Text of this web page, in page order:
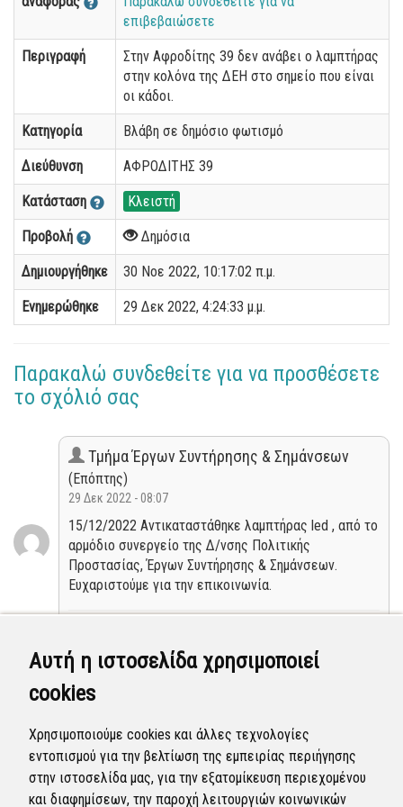
Αυτή η ιστοσελίδα χρησιμοποιεί
cookies
Χρησιμοποιούμε cookies και άλλες τεχνολογίες
εντοπισμού για την βελτίωση της εμπειρίας περιήγησης
στην ιστοσελίδα μας, για την εξατομίκευση περιεχομένου
και διαφημίσεων, την παροχή λειτουργιών κοινωνικών
επιβεβαιώσετε
Περιγραφή
Στην Αφροδίτης 39 δεν ανάβει ο λαμπτήρας
στην κολόνα της ΔΕΗ στο σημείο που είναι
οι κάδοι.
Κατηγορία Βλάβη σε δημόσιο φωτισμό
Διεύθυνση ΑΦΡΟΔΙΤΗΣ 39
Κατάσταση Κλειστή
Προβολή Δημόσια
Δημιουργήθηκε 30 Νοε 2022, 10:17:02 π.μ.
Ενημερώθηκε 29 Δεκ 2022, 4:24:33 μ.μ.
Παρακαλώ συνδεθείτε για να προσθέσετε
το σχόλιό σας
Τμήμα Έργων Συντήρησης & Σημάνσεων
(Επόπτης)
29 Δεκ 2022 - 08:07
15/12/2022 Αντικαταστάθηκε λαμπτήρας led , από το
αρμόδιο συνεργείο της Δ/νσης Πολιτικής
Προστασίας, Έργων Συντήρησης & Σημάνσεων.
Ευχαριστούμε για την επικοινωνία.
(Επόπτης)
02 Δεκ 2022 - 08:31
Η αναφορά προγραμματίστηκε να επιλυθεί. (αρ.
πρωτ: 60777/1-12-2022)